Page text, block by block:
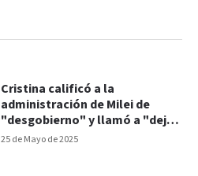
25 de Mayo de 2025
Cristina calificó a la
administración de Milei de
"desgobierno" y llamó a "dejar
de ser militantes electorales"